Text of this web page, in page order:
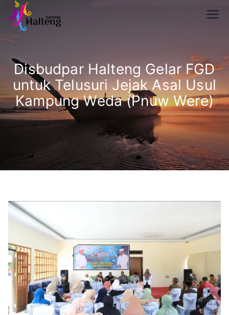
Skip
content
Disbudpar Halteng Gelar FGD
untuk Telusuri Jejak Asal Usul
Kampung Weda (Pnuw Were)